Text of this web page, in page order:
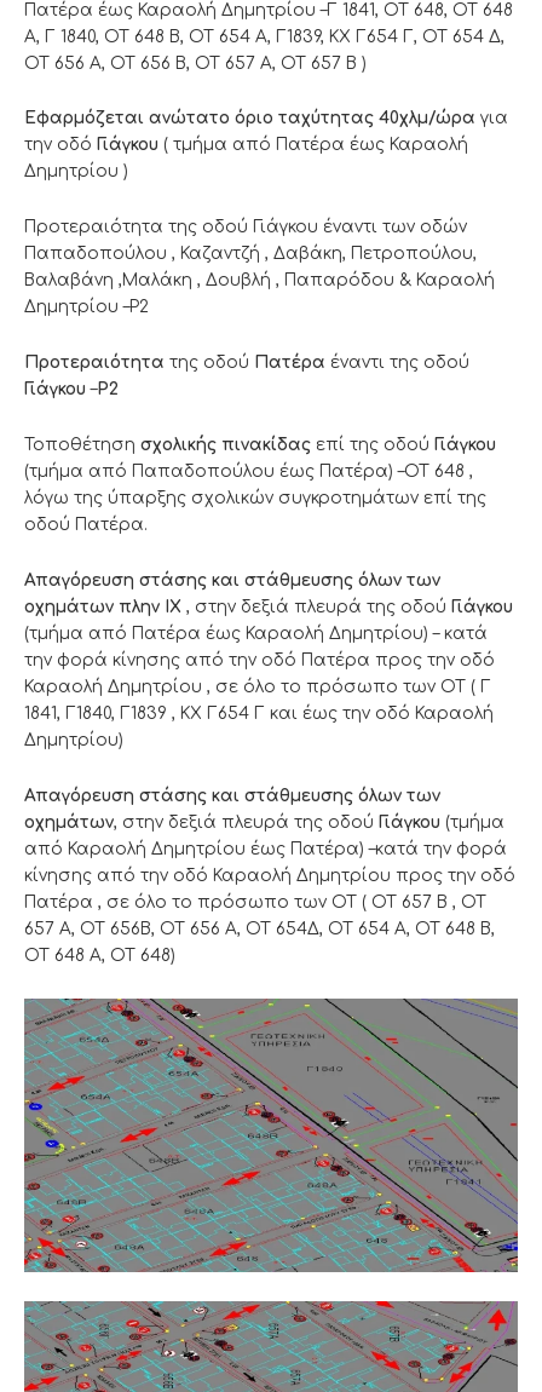
Πατέρα έως Καραολή Δημητρίου –Γ 1841, ΟΤ 648, ΟΤ 648
Α, Γ 1840, ΟΤ 648 Β, ΟΤ 654 Α, Γ1839, ΚΧ Γ654 Γ, ΟΤ 654 Δ,
ΟΤ 656 Α, ΟΤ 656 Β, ΟΤ 657 Α, ΟΤ 657 Β )
Eφαρμόζεται ανώτατο όριο ταχύτητας 40χλμ/ώρα για
την οδό Γιάγκου ( τμήμα από Πατέρα έως Καραολή
Δημητρίου )
Προτεραιότητα της οδού Γιάγκου έναντι των οδών
Παπαδοπούλου , Καζαντζή , Δαβάκη, Πετροπούλου,
Βαλαβάνη ,Μαλάκη , Δουβλή , Παπαρόδου & Καραολή
Δημητρίου –Ρ2
Προτεραιότητα της οδού Πατέρα έναντι της οδού
Γιάγκου–Ρ2
Τοποθέτηση σχολικής πινακίδας επί της οδού Γιάγκου
(τμήμα από Παπαδοπούλου έως Πατέρα) –ΟΤ 648 ,
λόγω της ύπαρξης σχολικών συγκροτημάτων επί της
οδού Πατέρα.
Απαγόρευση στάσης και στάθμευσης όλων των
οχημάτων πλην ΙΧ , στην δεξιά πλευρά της οδού Γιάγκου
(τμήμα από Πατέρα έως Καραολή Δημητρίου) – κατά
την φορά κίνησης από την οδό Πατέρα προς την οδό
Καραολή Δημητρίου , σε όλο το πρόσωπο των ΟΤ ( Γ
1841, Γ1840, Γ1839 , ΚΧ Γ654 Γ και έως την οδό Καραολή
Δημητρίου)
Απαγόρευση στάσης και στάθμευσης όλων των
οχημάτων, στην δεξιά πλευρά της οδού Γιάγκου (τμήμα
από Καραολή Δημητρίου έως Πατέρα) –κατά την φορά
κίνησης από την οδό Καραολή Δημητρίου προς την οδό
Πατέρα , σε όλο το πρόσωπο των ΟΤ ( OT 657 Β , ΟΤ
657 Α, ΟΤ 656Β, ΟΤ 656 Α, ΟΤ 654Δ, ΟΤ 654 Α, ΟΤ 648 Β,
ΟΤ 648 Α, ΟΤ 648)